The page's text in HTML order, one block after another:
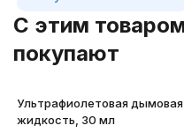
C этим
покупают
Ультрафиолетовая дымовая
жидкость, 30 мл